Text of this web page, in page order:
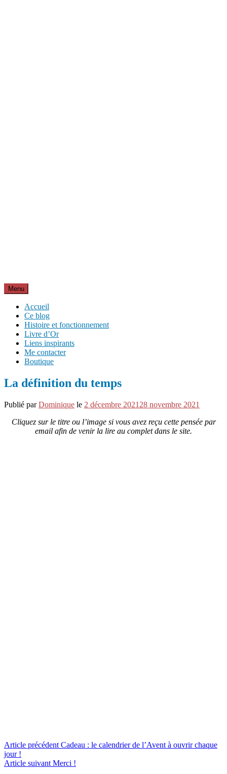
Menu
Accueil
Ce blog
Histoire et fonctionnement
Livre d’Or
Liens inspirants
Me contacter
Boutique
La définition du temps
Publié parDominique le 2 décembre 2021 28 novembre 2021
Cliquez sur le titre ou l’image si vous avez reçu cette pensée par
email afin de venir la lire au complet dans le site.
Lire
la
Article précédent Cadeau : le calendrier de l’Avent à ouvrir chaque
jour !
Article suivant Merci !